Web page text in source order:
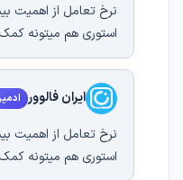
نرخ تعامل از اهمیت
استوری هم میتونه
ایران فالوور
نرخ تعامل از اهمیت
استوری هم میتونه